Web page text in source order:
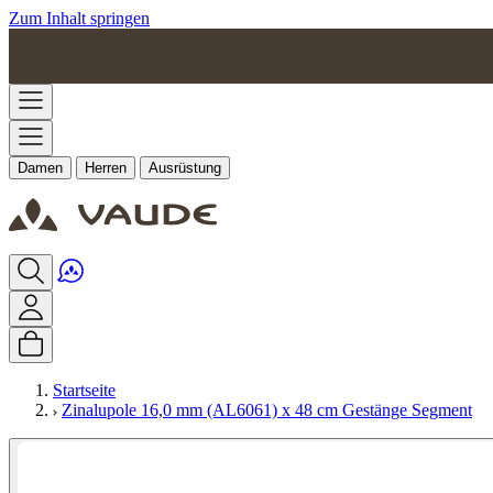
Zum Inhalt springen
Damen Herren Ausrüstung
Startseite
Zinalupole 16,0 mm (AL6061) x 48 cm Gestänge Segment